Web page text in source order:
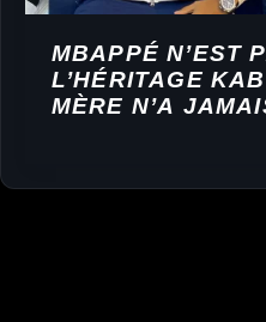
MBAPPÉ N’EST
L’HÉRITAGE
MÈRE N’A